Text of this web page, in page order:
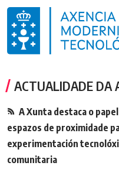
ACTUALIDADE DA
A Xunta destaca o
espazos de proximidade
experimentación
comunitaria